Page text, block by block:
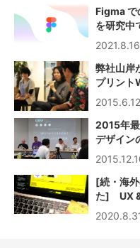
Figma で
を研究中
2021.8.16
弊社山岸
プリント
2015.6.12
2015年
デザイン
[続・海
た] UX